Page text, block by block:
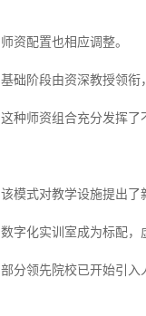
师资配置也相应调整。
基础阶段由资深教授领衔
这种师资组合充分发挥了
该模式对教学设施提出了
数字化实训室成为标配，
部分领先院校已开始引入